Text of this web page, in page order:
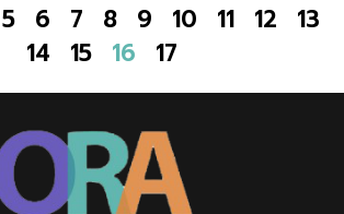
5 6 7 8 9 10 11 12
13
14
15 16 17